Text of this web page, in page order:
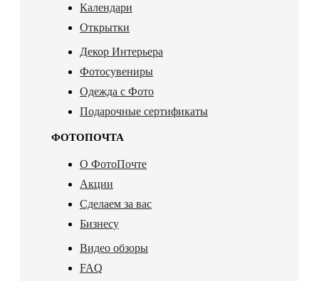
Календари
Открытки
Декор Интерьера
Фотосувениры
Одежда с Фото
Подарочные сертификаты
ФОТОПОЧТА
О ФотоПочте
Акции
Сделаем за вас
Бизнесу
Видео обзоры
FAQ